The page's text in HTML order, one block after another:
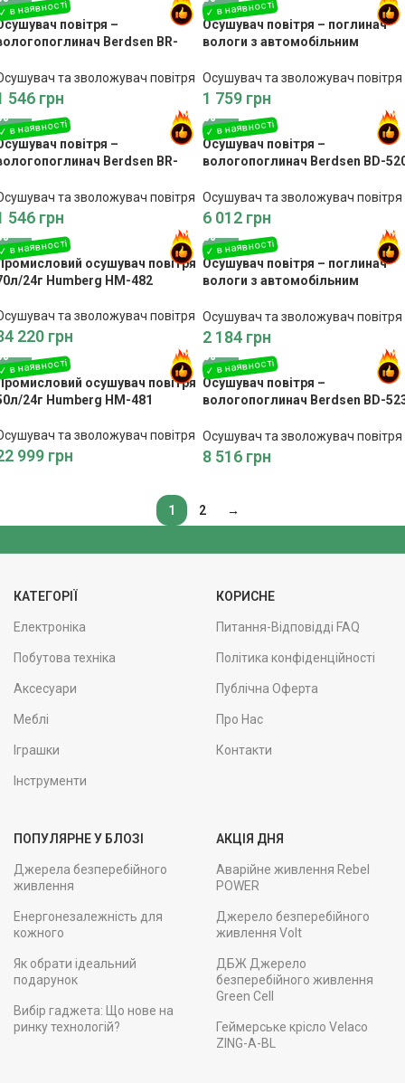
повітря –
Berdsen BR-
та зволожувач повітря
546 грн
Осушувач повітря – поглинач
вологи з автомобільним
чорний
Осушувач та зволожувач повітря
1 759 грн
повітря –
Berdsen BR-
та зволожувач повітря
546 грн
Осушувач повітря –
вологопоглинач Berdsen BD-
Осушувач та зволожувач повітря
6 012 грн
осушувач повітря
24г Humberg HM-482
та зволожувач повітря
220 грн
Осушувач повітря – поглинач
вологи з автомобільним
70B
Осушувач та зволожувач повітря
2 184 грн
осушувач повітря
24г Humberg HM-481
та зволожувач повітря
999 грн
Осушувач повітря –
вологопоглинач Berdsen BD-
Осушувач та зволожувач повітря
8 516 грн
1 2 →
КАТЕГОРІЇ
Електроніка
Побутова техніка
Аксесуари
Меблі
Іграшки
Інструменти
КОРИСНЕ
Питання-Відповідді FAQ
Політика конфіденційності
Публічна Оферта
Про Нас
Контакти
ПОПУЛЯРНЕ У БЛОЗІ
Джерела безперебійного
живлення
Енергонезалежність для
кожного
Як обрати ідеальний
подарунок
Вибір гаджета: Що нове на
ринку технологій?
АКЦІЯ ДНЯ
Аварійне живлення Rebel
POWER
Джерело безперебійного
живлення Volt
ДБЖ Джерело
безперебійного живлення
Green Cell
Геймерське крісло Velaco
ZING-A-BL